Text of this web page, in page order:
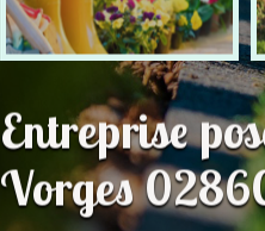
Entreprise
Vorges